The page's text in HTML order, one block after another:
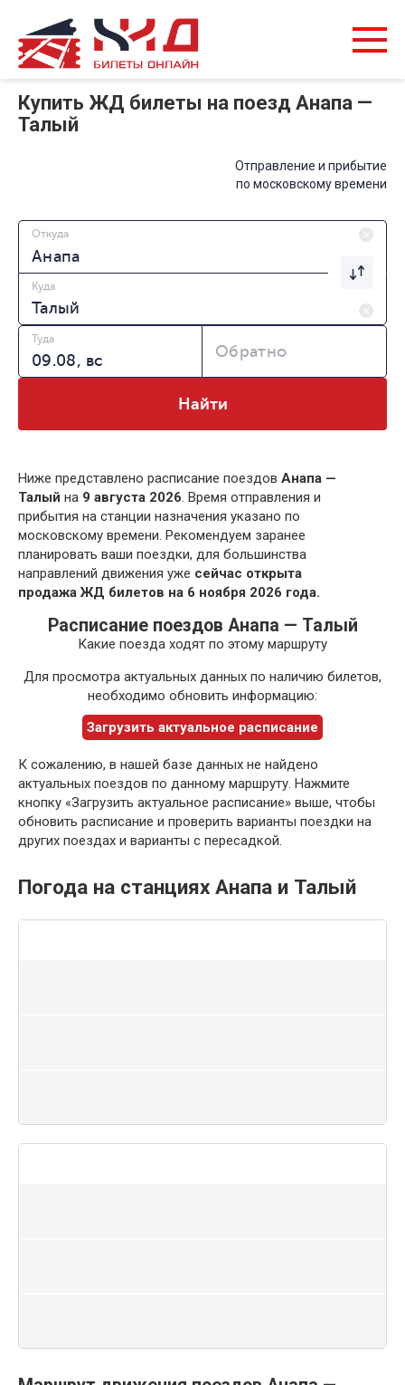
Купить ЖД билеты на поезд Анапа —
Талый
Отправление и прибытие
по московскому времени
Откуда
Куда
Туда
Обратно
Найти
Ниже представлено расписание поездов Анапа —
Талый на 9 августа 2026. Время отправления и
прибытия на станции назначения указано по
московскому времени. Рекомендуем заранее
планировать ваши поездки, для большинства
направлений движения уже сейчас открыта
продажа ЖД билетов на 6 ноября 2026 года.
Расписание поездов Анапа — Талый
Какие поезда ходят по этому маршруту
Для просмотра актуальных данных по наличию билетов,
необходимо обновить информацию:
Загрузить актуальное расписание
К сожалению, в нашей базе данных не найдено
актуальных поездов по данному маршруту. Нажмите
кнопку «Загрузить актуальное расписание» выше, чтобы
обновить расписание и проверить варианты поездки на
других поездах и варианты с пересадкой.
Погода на станциях Анапа и Талый